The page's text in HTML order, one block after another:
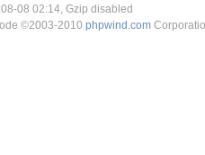
08 02:14, Gzip disabled
©2003-2010 phpwind.com